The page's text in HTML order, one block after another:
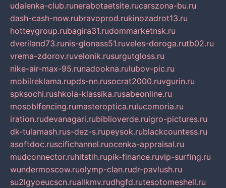
udalenka-club.runerabotaetsite.rucarszona-bu.ru
dash-cash-now.rubravoprod.rukinozadrot13.ru
hotteygroup.rubagira31.rudommarketnsk.ru
dveriland73.runis-glonass51.ruveles-doroga.rutb02.ru
vrema-zdorov.ruvelonik.rusurgutgloss.ru
nike-air-max-95.runadookna.rulubov-pic.ru
mobilreklama.rupds-nn.rusocrat2000.ruvgurin.ru
spksochi.rushkola-klassika.rusabeonline.ru
mosoblfencing.rumasteroptica.rulucomoria.ru
iration.rudevanagari.rubiblioverde.ruigro-pictures.ru
dk-tulamash.rus-dez-s.rupeysok.rublackcountess.ru
asoftdoc.ruscifichannel.ruocenka-appraisal.ru
mudconnector.ruhitstih.rupik-finance.ruvip-surfing.ru
wundermoscow.ruolymp-clan.rudr-pavlush.ru
su2lgyoeucscn.ruallkmv.rudhgfd.rutesotomeshell.ru